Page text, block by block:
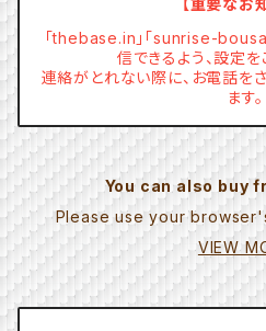
【重要なお
「thebase.in」「sunrise-
信できるよう、設定を
連絡がとれない際に、お電話を
ます。
You can also buy
Please use your
VIEW